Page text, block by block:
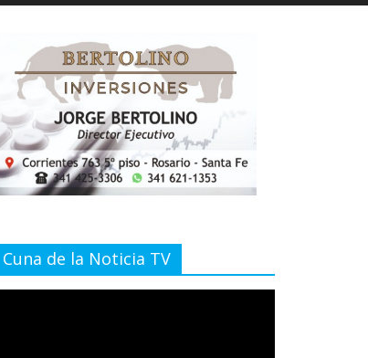
Cuna de la Noticia TV